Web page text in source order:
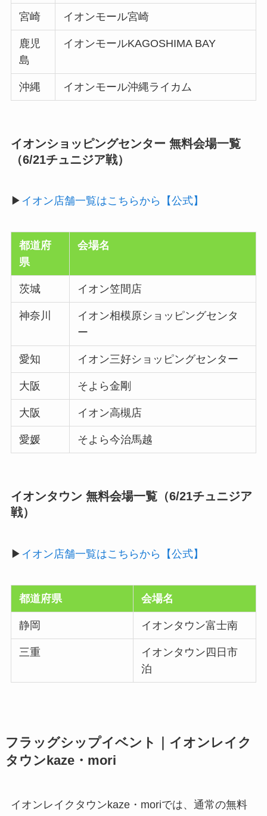
宮崎 イオンモール宮崎
鹿児
島
イオンモールKAGOSHIMA BAY
沖縄 イオンモール沖縄ライカム
イオンショッピングセンター 無料会場一覧
（6/21チュニジア戦）
▶ イオン店舗一覧はこちらから【公式】
都道府
県
会場名
茨城 イオン笠間店
神奈川
イオン相模原ショッピングセンタ
ー
愛知 イオン三好ショッピングセンター
大阪 そよら金剛
大阪 イオン高槻店
愛媛 そよら今治馬越
イオンタウン 無料会場一覧（6/21チュニジア
戦）
▶ イオン店舗一覧はこちらから【公式】
都道府県 会場名
静岡 イオンタウン富士南
三重
イオンタウン四日市
泊
フラッグシップイベント｜イオンレイク
タウンkaze・mori
イオンレイクタウンkaze・moriでは、通常の無料